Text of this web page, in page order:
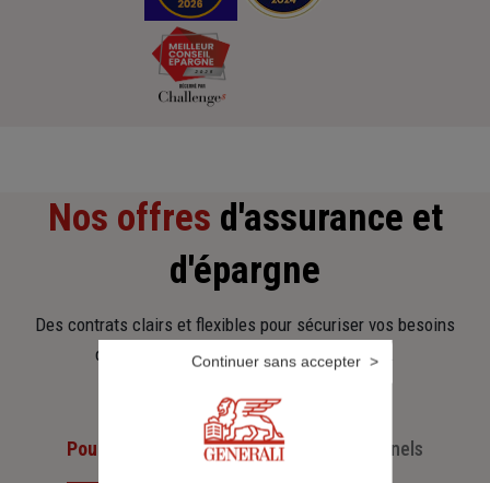
Nos offres d'assurance et
d'épargne
Des contrats clairs et flexibles pour sécuriser vos besoins
d’aujourd’hui et anticiper ceux de demain.
Pour les particuliersPour les professionnels
Continuer sans accepter